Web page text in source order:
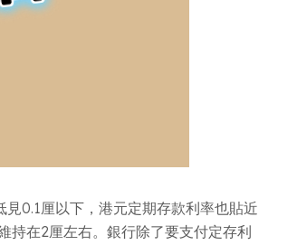
0.1厘以下，港元定期存款利率也貼近
持在2厘左右。銀行除了要支付定存利